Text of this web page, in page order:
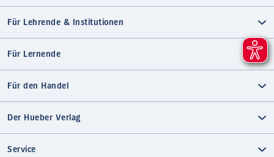
Für Lehrende & Institutionen
Für Lernende
Für den Handel
Der Hueber Verlag
Service